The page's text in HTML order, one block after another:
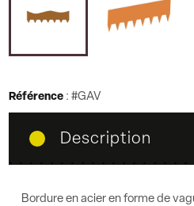
Référence : #GAV
Description
Bordure en acier en forme de